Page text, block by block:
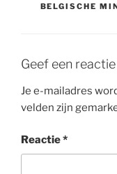
BELGISCHE
Geef een reactie
Je e-mailadres
velden zijn
Reactie*